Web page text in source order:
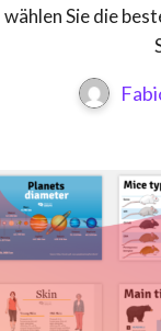
wählen Sie die